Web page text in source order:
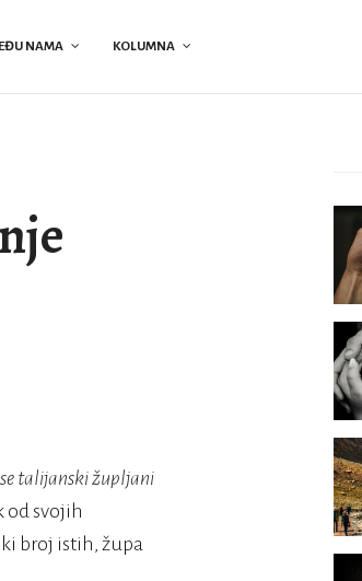
NAMA KOLUMNA
talijanski župljani
od svojih
broj istih, župa